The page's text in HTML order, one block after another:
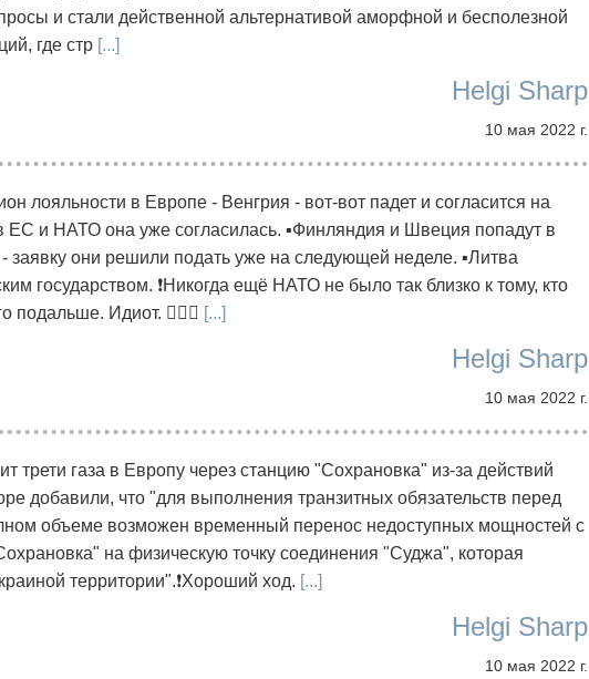
и стали действенной альтернативой аморфной и бесполезной
где стр [...]
Helgi Sharp
10 мая 2022 г.
лояльности в Европе - Венгрия - вот-вот падет и согласится на
ЕС и НАТО она уже согласилась. ▪️Финляндия и Швеция попадут в
заявку они решили подать уже на следующей неделе. ▪️Литва
государством. ❗️Никогда ещё НАТО не было так близко к тому, кто
подальше. Идиот. 🤷🏻‍♂️ [...]
Helgi Sharp
10 мая 2022 г.
трети газа в Европу через станцию "Сохрановка" из-за действий
добавили, что "для выполнения транзитных обязательств перед
объеме возможен временный перенос недоступных мощностей с
на физическую точку соединения "Суджа", которая
территории".❗️Хороший ход. [...]
Helgi Sharp
10 мая 2022 г.